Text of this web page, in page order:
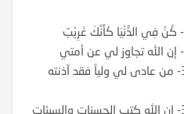
شرح الأربعون النووية: 38- من عادى لي ولياً فقد آذنته